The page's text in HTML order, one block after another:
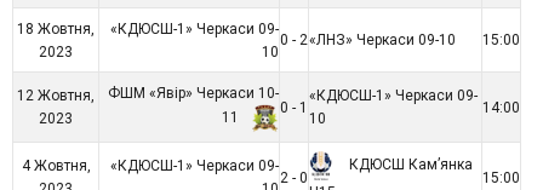
18 Жовтня,
2023
«КДЮСШ-1» Черкаси 09-
10
0 - 2«ЛНЗ» Черкаси 09-10 15:00
12 Жовтня,
2023
ФШМ «Явір» Черкаси 10-
11
0 - 1
«КДЮСШ-1» Черкаси 09-
10
14:00
4 Жовтня,
«КДЮСШ-1» Черкаси 09-
2 - 0
КДЮСШ Кам’янка
15:00